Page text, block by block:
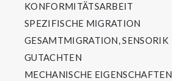
KONFORMITÄTSARBEIT
SPEZIFISCHE MIGRATION
GESAMTMIGRATION, SENSORIK
GUTACHTEN
MECHANISCHE EIGENSCHAFTEN